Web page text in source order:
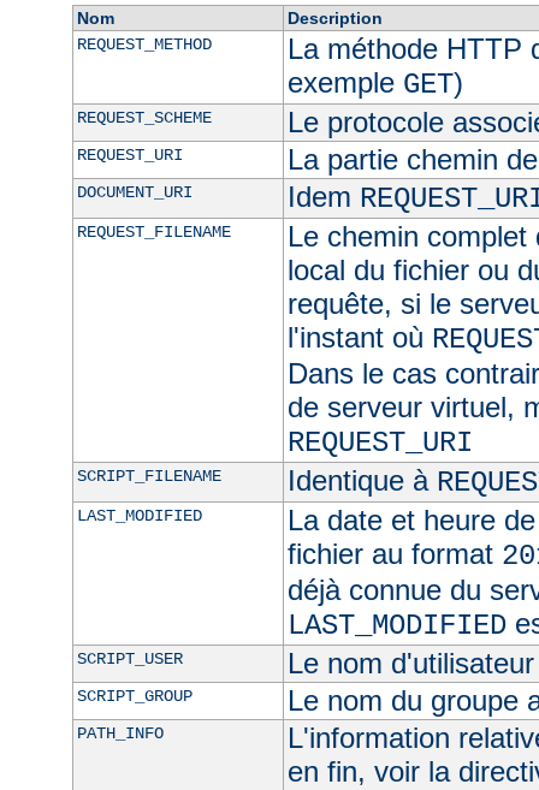
Nom
Description
REQUEST_METHOD
La méthode HTTP
exemple GET)
REQUEST_SCHEME Le protocole
REQUEST_URI La partie chemin
DOCUMENT_URI Idem
REQUEST_FILENAME
Le chemin
local du fichier ou
requête, si le
l'instant où
Dans le cas
de serveur virtuel,
REQUEST_URI
SCRIPT_FILENAME Identique à
LAST_MODIFIED
La date et heure
fichier au format
déjà connue du
LAST_MODIFIED
SCRIPT_USER Le nom
SCRIPT_GROUP Le nom du groupe
PATH_INFO
L'information
en fin, voir la